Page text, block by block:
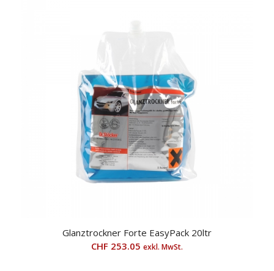
Glanztrockner Forte EasyPack 20ltr
CHF 253.05 exkl. MwSt.